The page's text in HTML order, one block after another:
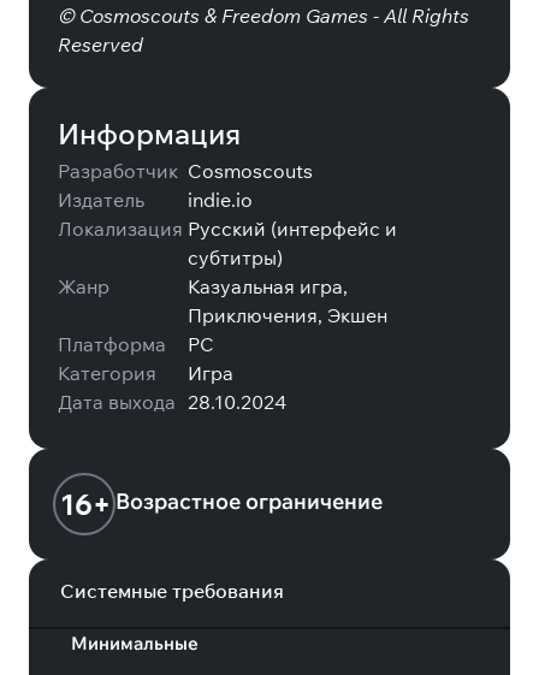
© Cosmoscouts & Freedom Games - All Rights
Reserved
Информация
Разработчик Cosmoscouts
Издатель
indie.io
Локализация Русский (интерфейс и
субтитры)
Жанр
Казуальная игра,
Приключения, Экшен
Платформа
PC
Категория
Игра
Дата выхода 28.10.2024
16+ Возрастное ограничение
Системные требования
Минимальные